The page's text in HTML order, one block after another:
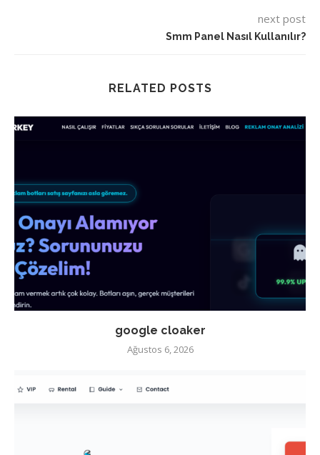
next post
Smm Panel Nasıl Kullanılır?
RELATED POSTS
google cloaker
Ağustos 6, 2026